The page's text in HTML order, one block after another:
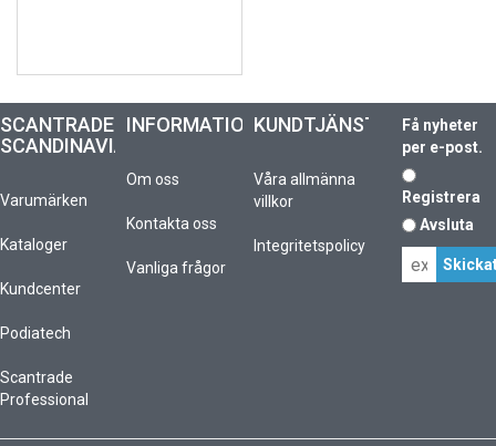
SCANTRADE
SCANDINAVIA
Varumärken
Kataloger
Kundcenter
Podiatech
Scantrade
Professional
INFORMATION
Om oss
Kontakta oss
Vanliga frågor
KUNDTJÄNST
Våra allmänna
villkor
Integritetspolicy
Få nyheter
per e-post.
Registrera
Avsluta